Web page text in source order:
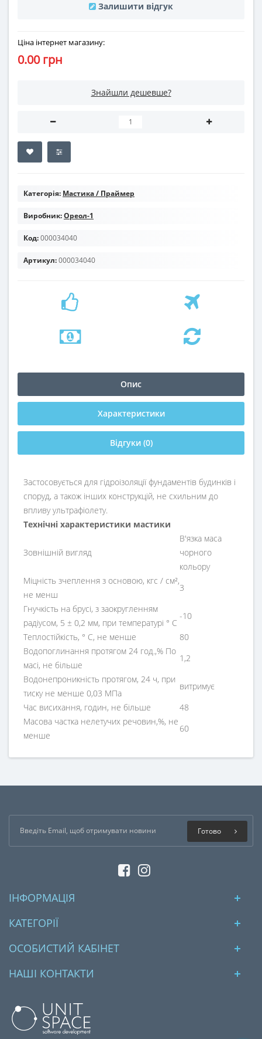
Залишити відгук
Ціна інтернет магазину:
0.00 грн
Знайшли дешевше?
Категорія: Мастика / Праймер
Виробник:Ореол-1
Код:000034040
Артикул:000034040
Опис
Характеристики
Відгуки (0)
Застосовується для гідроізоляції фундаментів будинків і
споруд, а також інших конструкцій, не схильним до
впливу ультрафіолету.
Технічні характеристики мастики
Зовнішній вигляд
В'язка маса
чорного
кольору
Міцність зчеплення з основою, кгс / см²,
не менш
3
Гнучкість на брусі, з заокругленням
радіусом, 5 ± 0,2 мм, при температурі ° С
-10
Теплостійкість, ° С, не менше
80
Водопоглинання протягом 24 год.,% По
масі, не більше
1,2
Водонепроникність протягом, 24 ч, при
тиску не менше 0,03 МПа
витримує
Час висихання, годин, не більше
48
Масова частка нелетучих речовин,%, не
менше
60
Готово
ІНФОРМАЦІЯ
КАТЕГОРІЇ
ОСОБИСТИЙ КАБІНЕТ
НАШІ КОНТАКТИ